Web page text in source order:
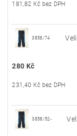
181,82 Kč bez DPH
3858/74
280 Kč
231,40 Kč bez DPH
3858/52-